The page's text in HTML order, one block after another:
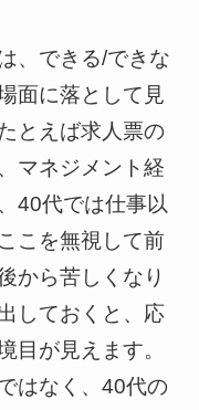
、できる/できな
面に落として見
とえば求人票の
マネジメント経
40代では仕事以
こを無視して前
から苦しくなり
しておくと、応
目が見えます。
はなく、40代の